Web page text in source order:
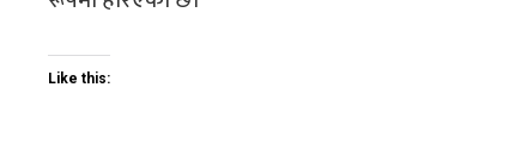
Like this: